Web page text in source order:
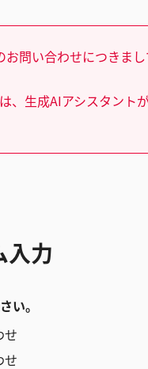
問い合わせにつきま
、生成AIアシスタント
入力
い。
せ
せ